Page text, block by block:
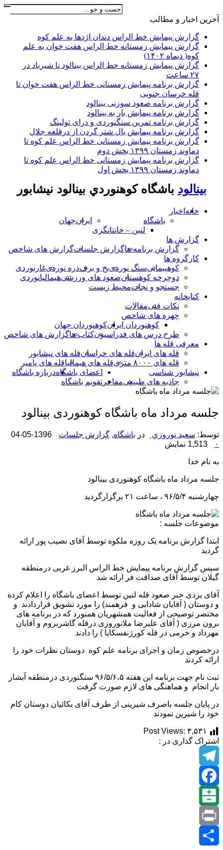
آخرين اخبار و مطالب
گزارش پیمایش خط الراس دندان اژدها به علم کوه
گزارش پیمایش زمستانه خط الراس هفت خوان به علم
کوه( دیماه ۱۴۰۲)
گزارش پیمایش زمستانه خط الراس بینالود تا شیرباد در
۲۷ ساعت
گزارش برنامه پیمایش زمستانی خط الراس هفت خوان تا
قله خرسان جنوبی
گزارش برنامه صعود سوزنی بینالود
گزارش برنامه پیمایش بار به بینالود
گزارش برنامه تمرین سنگنوردی و درای تولینگ
گزارش برنامه پیمایش یال شتر گردن از درقلعه جلال
گزارش برنامه پیمایش زمستانی خط الراس علم کوه تا
دماوند زمستان ۱۳۹۹ بخش دوم
گزارش برنامه پیمایش زمستانی خط الراس علم کوه تا
دماوند زمستان ۱۳۹۹ بخش اول
بينالود باشگاه كوهنوردي بينالود نيشابور
خانه اخبار
باشگاه
لنین – خانتانگری
ایرانجهان
گزارش ها
گزارش برنامه هاگزارش جلساتگزارش های شاخص
کارگروه ها
کوهپیماییسنگ نوردییخ و برفدره نوردیغارنوردی
دوچرخه کوهستانصعود های ورزشیهیمالیانوردی
جستجو و نجاتمحیط زیست
کتابخانه
نکات فنیمقالات
چهره های شاخص
کوهنوردان ایرانکوهنوردان جهان
طرح درس های فدراسیونکتاب هاگزارش های شاخص
معرفی قله ها
قله های ایرانقله های خراسانقله های نیشابور
قله های ۸۰۰۰ متری
قله های هیمالیاقله های پامیر
نیشابور شناسی
جاذبه های طبیعیمفاخر
اعضای باشگاهدرباره باشگاه
تقویم باشگاه
جلسه مرداد ماه باشگاه کوهنوردی بینالود
توسط: سعيد نوروزي در باشگاه, گزارش جلسات
1396-05-04
۰
1,513 نمایش
به نام خدا
جلسه مرداد ماه باشگاه کوهنوردی بینالود
چهارشنبه ۹۶/۵/۴ ، ساعت ۲۱ برگزارگردید
موضوعات جلسه :
ابتدا گزارش برنامه یک روزه ملکوه توسط آقای نصیب پور ارائه
گردید
سپس گزارش برنامه پیمایش خط الراس البرز غربی درمنطقه
گیلان توسط آقای صداقت فر ارائه شد
آقای یزدی خبر صعود قله لنین توسط اعضای باشگاه را اعلام کرده
و دوستان ( آقایان شادابی و فرهمند) را مورد تشویق قراردادند و
مختصر توضیحی از فعالیت همشهریان همنورد که در برنامه های
برون مرزی ( آقای علیرضا ملانوروزی درقله گاشربروم و آقایان
مهرداد و خرمی در قله کورژنفسکایا ) را دادند
درخصوص زمان و اجرای برنامه علم کوه دوستان نظرات خود را
ارائه کردند
ثبت نام جهت برنامه این هفته ۹۶/۵/۶،۵ سنگنوردی درمنطقه آبشار
بار انجام و هماهنگی های لازم صورت گرفت
در پایان جلسه باصرف شیرینی از طرف آقای بکائیان دوستان کام
خود را شیرین نمودند
Post Views: ۳,۵۳۱
اشتراک گذاری در :
Telegram
Facebook
Balatarin
Print